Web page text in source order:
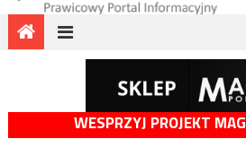
WESPRZYJ PROJEKT